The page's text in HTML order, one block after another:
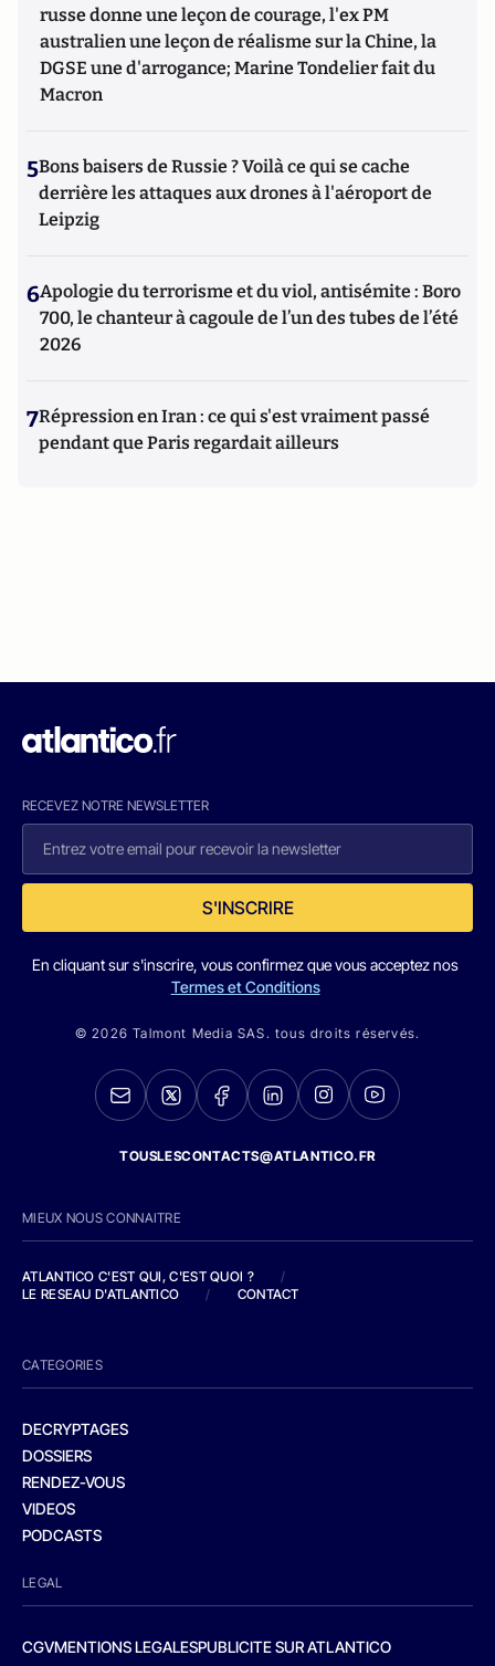
russe donne une leçon de courage, l'ex PM
australien une leçon de réalisme sur la Chine, la
DGSE une d'arrogance; Marine Tondelier fait du
Macron
5Bons baisers de Russie ? Voilà ce qui se cache
derrière les attaques aux drones à l'aéroport de
Leipzig
6Apologie du terrorisme et du viol, antisémite : Boro
700, le chanteur à cagoule de l’un des tubes de l’été
2026
7Répression en Iran : ce qui s'est vraiment passé
pendant que Paris regardait ailleurs
RECEVEZ NOTRE NEWSLETTER
S'INSCRIRE
En cliquant sur s'inscrire, vous confirmez que vous acceptez nos
Termes et Conditions
© 2026 Talmont Media SAS. tous droits réservés.
TOUSLESCONTACTS@ATLANTICO.FR
MIEUX NOUS CONNAITRE
ATLANTICO C'EST QUI, C'EST QUOI ?
/
LE RESEAU D'ATLANTICO
/ CONTACT
CATEGORIES
DECRYPTAGES
DOSSIERS
RENDEZ-VOUS
VIDEOS
PODCASTS
LEGAL
CGVMENTIONS LEGALESPUBLICITE SUR ATLANTICO